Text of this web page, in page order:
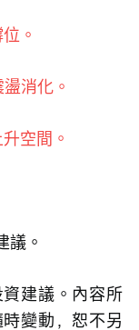
。
消化。
空間。
議。
建議。內容所
變動，恕不另